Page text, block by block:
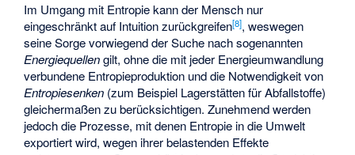
Im Umgang mit Entropie kann der Mensch nur
eingeschränkt auf Intuition zurückgreifen[8], weswegen
seine Sorge vorwiegend der Suche nach sogenannten
Energiequellengilt, ohne die mit jeder Energieumwandlung
verbundene Entropieproduktion und die Notwendigkeit von
Entropiesenken (zum Beispiel Lagerstätten für Abfallstoffe)
gleichermaßen zu berücksichtigen. Zunehmend werden
jedoch die Prozesse, mit denen Entropie in die Umwelt
exportiert wird, wegen ihrer belastenden Effekte